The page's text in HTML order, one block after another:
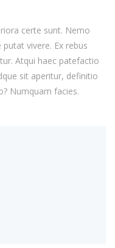
certe sunt. Nemo
vivere. Ex rebus
Atqui haec patefactio
sit aperitur, definitio
Numquam facies.